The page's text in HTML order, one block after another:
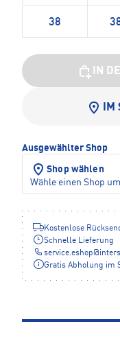
38
IN
IM
Ausgewählter Shop
Shop wählen
Wähle einen Shop
Kostenlose
Schnelle Lieferung
service.eshop@
Gratis Abholung im